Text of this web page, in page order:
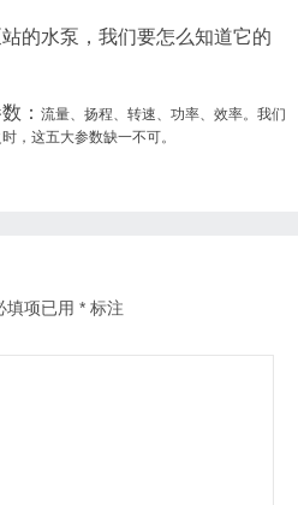
的水泵，我们要怎么知道它的
： 流量、扬程、转速、功率、效率。我们
，这五大参数缺一不可。
填项已用 * 标注